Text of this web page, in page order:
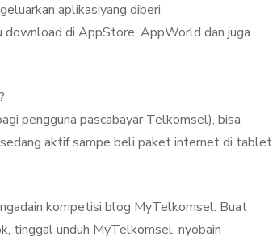
aplikasiyang diberi
di AppStore, AppWorld dan juga
pengguna pascabayar Telkomsel), bisa
aktif sampe beli paket internet di tablet
kompetisi blog MyTelkomsel. Buat
tinggal unduh MyTelkomsel, nyobain